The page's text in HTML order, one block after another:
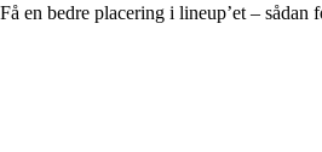
Få en bedre placering i lineup’et –